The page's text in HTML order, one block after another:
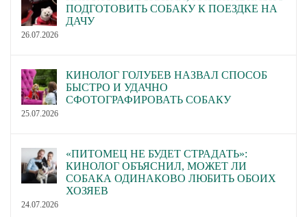
ПОДГОТОВИТЬ СОБАКУ К ПОЕЗДКЕ НА
ДАЧУ
26.07.2026
КИНОЛОГ ГОЛУБЕВ НАЗВАЛ СПОСОБ
БЫСТРО И УДАЧНО
СФОТОГРАФИРОВАТЬ СОБАКУ
25.07.2026
«ПИТОМЕЦ НЕ БУДЕТ СТРАДАТЬ»:
КИНОЛОГ ОБЪЯСНИЛ, МОЖЕТ ЛИ
СОБАКА ОДИНАКОВО ЛЮБИТЬ ОБОИХ
ХОЗЯЕВ
24.07.2026